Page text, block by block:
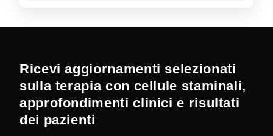
Ricevi aggiornamenti selezionati
sulla terapia con cellule staminali,
approfondimenti clinici e risultati
dei pazienti